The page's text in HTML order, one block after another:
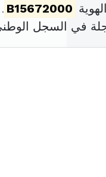
B15672000
.
في السجل